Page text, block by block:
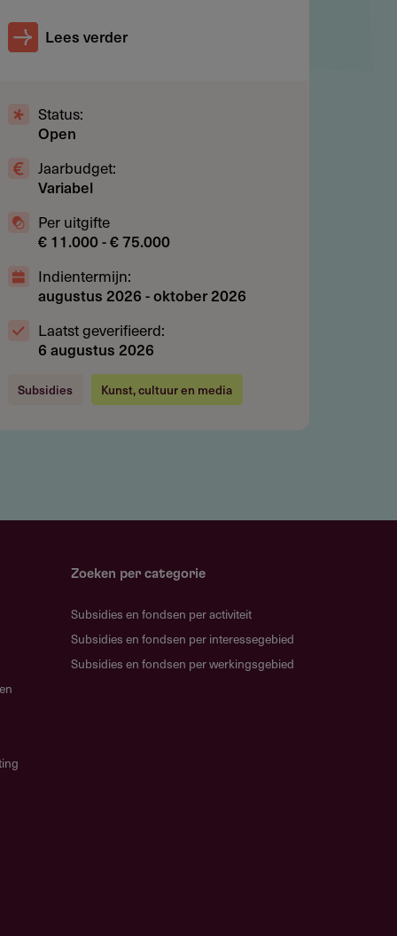
Lees verder
Status:
Open
Jaarbudget:
Variabel
Per uitgifte
€ 11.000 - € 75.000
Indientermijn:
augustus 2026-oktober 2026
Laatst geverifieerd:
6 augustus 2026
Subsidies Kunst, cultuur en media
Zoeken per categorie
Subsidies en fondsen per activiteit
Subsidies en fondsen per interessegebied
Subsidies en fondsen per werkingsgebied